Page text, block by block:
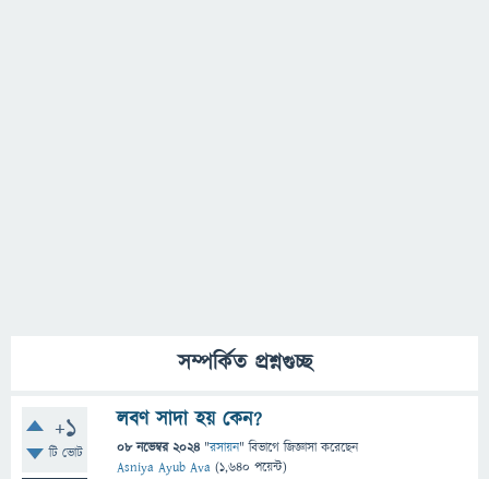
সম্পর্কিত প্রশ্নগুচ্ছ
+1
টি ভোট
লবণ সাদা হয় কেন?
08 নভেম্বর 2024 "রসায়ন" বিভাগে জিজ্ঞাসাকরেছেন
Asniya Ayub Ava (1,640 পয়েন্ট)